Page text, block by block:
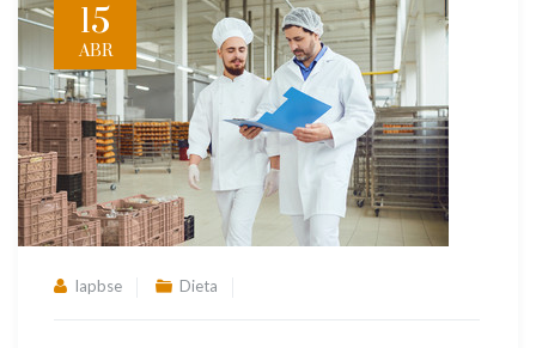
15
ABR
lapbse Dieta